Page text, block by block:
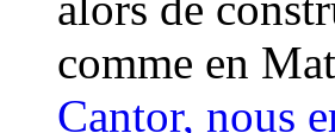
comme en
Cantor, nous